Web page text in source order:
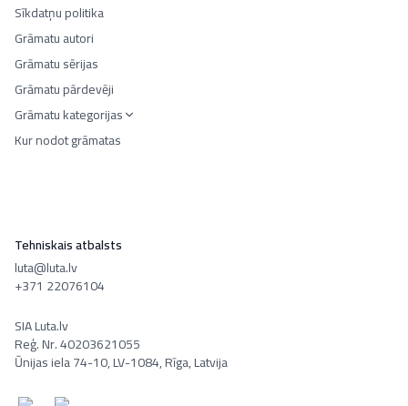
Sīkdatņu politika
Grāmatu autori
Grāmatu sērijas
Grāmatu pārdevēji
Grāmatu kategorijas
Kur nodot grāmatas
Tehniskais atbalsts
luta@luta.lv
+371 22076104
SIA Luta.lv
Reģ. Nr. 40203621055
Ūnijas iela 74-10, LV-1084, Rīga, Latvija